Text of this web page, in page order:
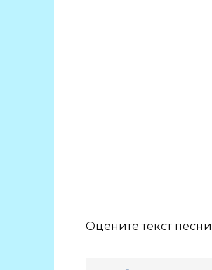
Оцените текст песни